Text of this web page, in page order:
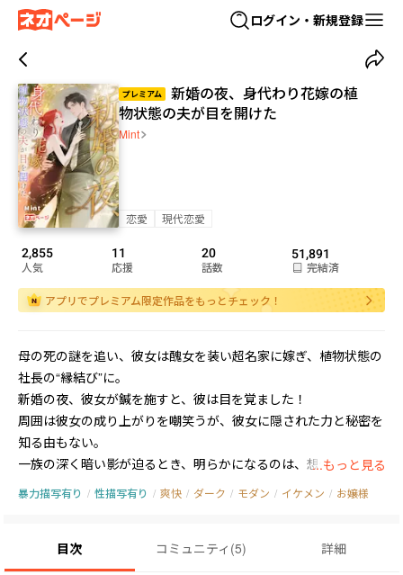
ログイン・新規登録
プレミアム
新婚の夜、身代わり花嫁の植
物状態の夫が目を開けた
Mint
恋愛 現代恋愛
2,855
人気
11
応援
20
話数
51,891
完結済
アプリでプレミアム限定作品をもっとチェック！
母の死の謎を追い、彼女は醜女を装い超名家に嫁ぎ、植物状態の
社長の“縁結び”に。
新婚の夜、彼女が鍼を施すと、彼は目を覚ました！
周囲は彼女の成り上がりを嘲笑うが、彼女に隠された力と秘密を
知る由もない。
一族の深く暗い影が迫るとき、明らかになるのは、想像を超える
危険な真実だった。そして彼女を抱きしめる夫こそ、渦中の人。
...もっと見る
暴力描写有り / 性描写有り / 爽快 / ダーク / モダン / イケメン / お嬢様
目次 コミュニティ (5) 詳細